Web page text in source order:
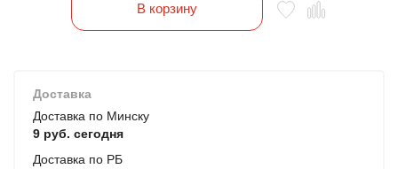
В корзину
Доставка
Доставка по Минску
9 руб. сегодня
Доставка по РБ